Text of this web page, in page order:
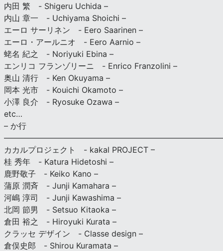
内田 繁 - Shigeru Uchida –
内山 章一 - Uchiyama Shoichi –
エーロ サーリネン - Eero Saarinen –
エーロ・アールニオ - Eero Aarnio –
蛯名 紀之 - Noriyuki Ebina –
エンリコ フランゾリーニ - Enrico Franzolini –
奥山 清行 - Ken Okuyama –
岡本 光市 - Kouichi Okamoto –
小澤 良介 - Ryosuke Ozawa –
etc…
– か行
カカルプロジェクト - kakal PROJECT –
桂 秀年 - Katura Hidetoshi –
鹿野敬子 - Keiko Kano –
蒲原 潤斉 - Junji Kamahara –
河嶋 淳司 - Junji Kawashima –
北岡 節男 - Setsuo Kitaoka –
倉田 裕之 - Hiroyuki Kurata –
クラッセ デザイン - Classe design –
倉俣史郎 - Shirou Kuramata –